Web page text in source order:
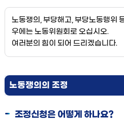
노동쟁의, 부당해고, 부당노동행위
우에는 노동위원회로 오십시오.
여러분의 힘이 되어 드리겠습니다.
노동쟁의의 조정
조정신청은 어떻게 하나요?